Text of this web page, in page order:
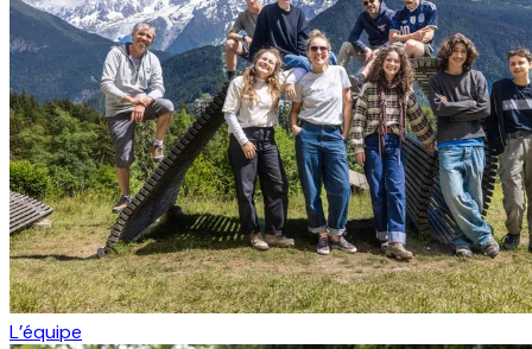
L’équipe